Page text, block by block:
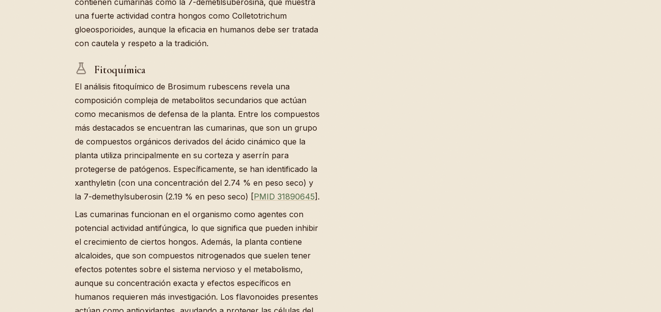
una fuerte actividad contra hongos como Colletotrichum
gloeosporioides, aunque la eficacia en humanos debe ser tratada
con cautela y respeto a la tradición.
Fitoquímica
El análisis fitoquímico de Brosimum rubescens revela una
composición compleja de metabolitos secundarios que actúan
como mecanismos de defensa de la planta. Entre los compuestos
más destacados se encuentran las cumarinas, que son un grupo
de compuestos orgánicos derivados del ácido cinámico que la
planta utiliza principalmente en su corteza y aserrín para
protegerse de patógenos. Específicamente, se han identificado la
xanthyletin (con una concentración del 2.74 % en peso seco) y
la 7-demethylsuberosin (2.19 % en peso seco) [PMID 31890645].
Las cumarinas funcionan en el organismo como agentes con
potencial actividad antifúngica, lo que significa que pueden inhibir
el crecimiento de ciertos hongos. Además, la planta contiene
alcaloides, que son compuestos nitrogenados que suelen tener
efectos potentes sobre el sistema nervioso y el metabolismo,
aunque su concentración exacta y efectos específicos en
humanos requieren más investigación. Los flavonoides presentes